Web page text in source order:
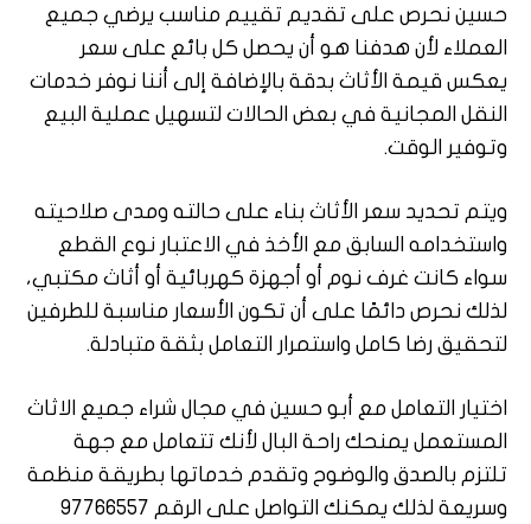
حسين نحرص على تقديم تقييم مناسب يرضي جميع
العملاء لأن هدفنا هو أن يحصل كل بائع على سعر
يعكس قيمة الأثاث بدقة بالإضافة إلى أننا نوفر خدمات
النقل المجانية في بعض الحالات لتسهيل عملية البيع
وتوفير الوقت.
ويتم تحديد سعر الأثاث بناء على حالته ومدى صلاحيته
واستخدامه السابق مع الأخذ في الاعتبار نوع القطع
سواء كانت غرف نوم أو أجهزة كهربائية أو أثاث مكتبي،
لذلك نحرص دائمًا على أن تكون الأسعار مناسبة للطرفين
لتحقيق رضا كامل واستمرار التعامل بثقة متبادلة.
اختيار التعامل مع أبو حسين في مجال شراء جميع الاثاث
المستعمل يمنحك راحة البال لأنك تتعامل مع جهة
تلتزم بالصدق والوضوح وتقدم خدماتها بطريقة منظمة
وسريعة لذلك يمكنك التواصل على الرقم 97766557